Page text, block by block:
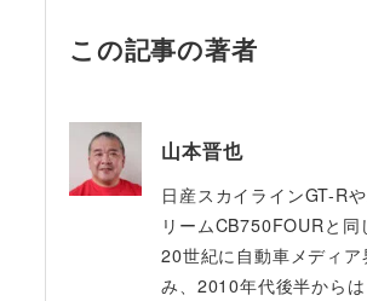
この記事の著者
山本晋也
日産スカイラインGT-R
リームCB750FOURと同
20世紀に自動車メディア
み、2010年代後半から